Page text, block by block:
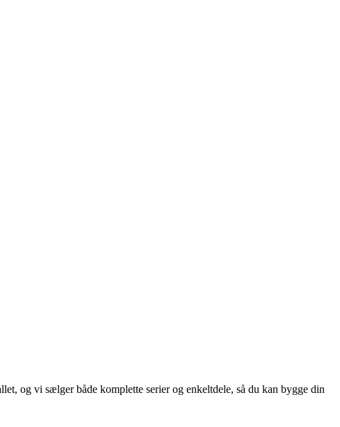
og vi sælger både komplette serier og enkeltdele, så du kan bygge din